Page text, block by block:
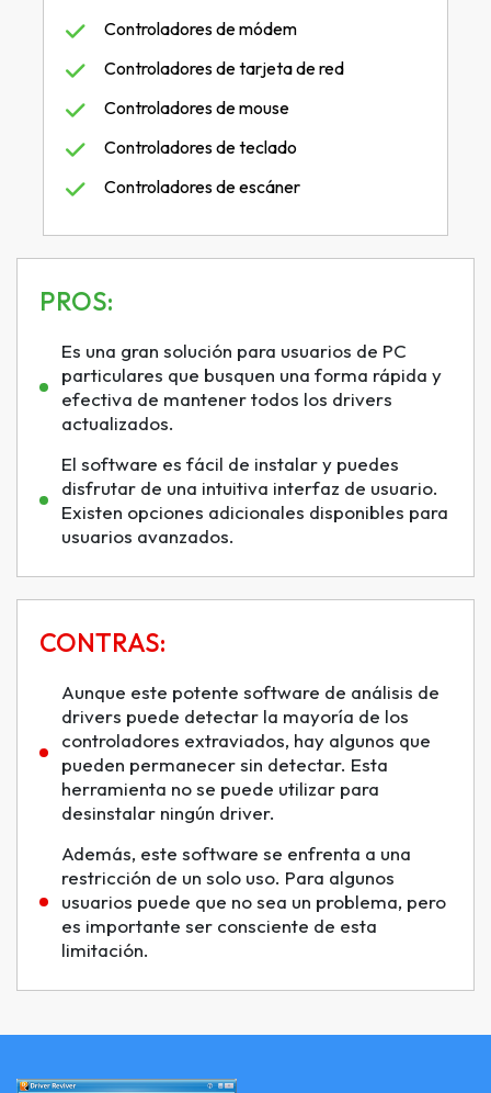
Controladores de módem
Controladores de tarjeta de red
Controladores de mouse
Controladores de teclado
Controladores de escáner
PROS:
Es una gran solución para usuarios de PC
particulares que busquen una forma rápida y
efectiva de mantener todos los drivers
actualizados.
El software es fácil de instalar y puedes
disfrutar de una intuitiva interfaz de usuario.
Existen opciones adicionales disponibles para
usuarios avanzados.
CONTRAS:
Aunque este potente software de análisis de
drivers puede detectar la mayoría de los
controladores extraviados, hay algunos que
pueden permanecer sin detectar. Esta
herramienta no se puede utilizar para
desinstalar ningún driver.
Además, este software se enfrenta a una
restricción de un solo uso. Para algunos
usuarios puede que no sea un problema, pero
es importante ser consciente de esta
limitación.